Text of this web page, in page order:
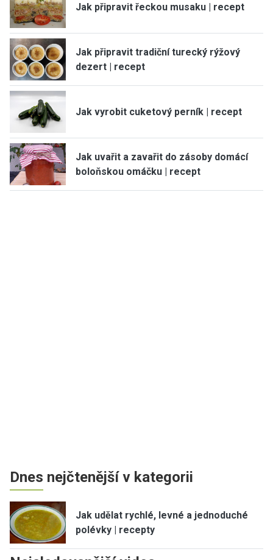
Jak připravit řeckou musaku | recept
Jak připravit tradiční turecký rýžový
dezert | recept
Jak vyrobit cuketový perník | recept
Jak uvařit a zavařit do zásoby domácí
boloňskou omáčku | recept
Dnes nejčtenější v kategorii
Jak udělat rychlé, levné a jednoduché
polévky | recepty